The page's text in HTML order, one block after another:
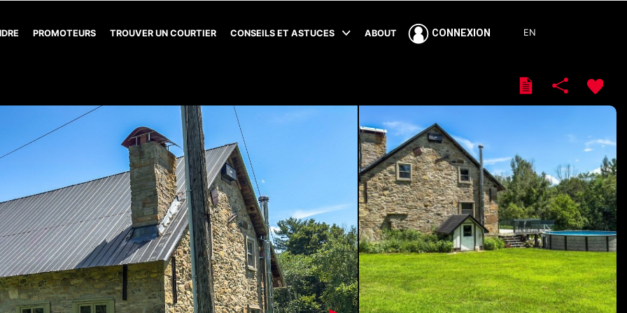
PROMOTEURS TROUVER UN COURTIER CONSEILS ET ASTUCES ABOUT CONNEXION EN